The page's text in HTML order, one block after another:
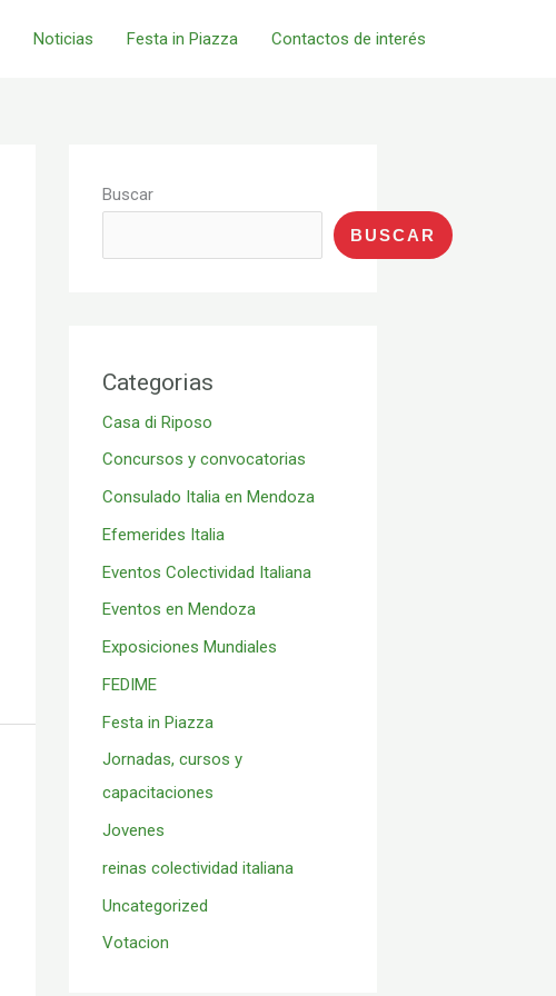
Noticias Festa in Piazza Contactos de interés
Buscar
BUSCAR
Categorias
Casa di Riposo
Concursos y convocatorias
Consulado Italia en Mendoza
Efemerides Italia
Eventos Colectividad Italiana
Eventos en Mendoza
Exposiciones Mundiales
FEDIME
Festa in Piazza
Jornadas, cursos y
capacitaciones
Jovenes
reinas colectividad italiana
Uncategorized
Votacion